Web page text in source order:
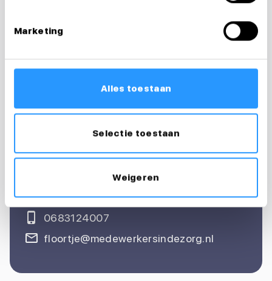
Marketing
Alles toestaan
Selectie toestaan
Weigeren
Vragen over je
sollicitatie?
Ik help je graag
0683124007
floortje@medewerkersindezorg.nl